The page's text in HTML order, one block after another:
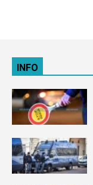
INFO